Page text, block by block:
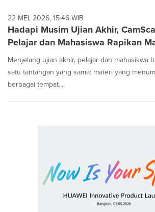
22 MEI, 2026, 15:46 WIB
Hadapi Musim Ujian Akhir,
Pelajar dan Mahasiswa Rapikan
Menjelang ujian akhir, pelajar dan mahasiswa
satu tantangan yang sama: materi yang
berbagai tempat....